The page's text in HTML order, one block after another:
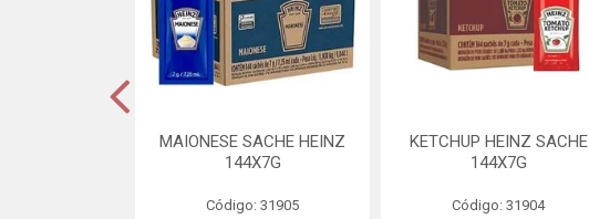
MAIONESE SACHE HEINZ
144X7G
Código: 31905
KETCHUP HEINZ SACHE
144X7G
Código: 31904